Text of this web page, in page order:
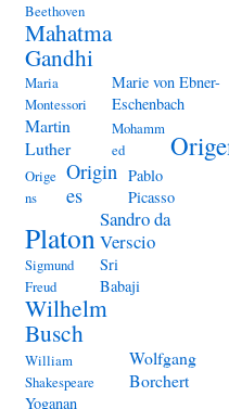
Beethoven
Mahatma
Gandhi
Maria
Montessori
Marie von Ebner-
Eschenbach
Martin
Luther
Mohamm
ed
Orige
ns
Origin
es
Pablo
Picasso
Platon
Sandro da
Verscio
Sigmund
Freud
Sri
Babaji
Wilhelm
Busch
William
Shakespeare
Wolfgang
Borchert
Yoganan